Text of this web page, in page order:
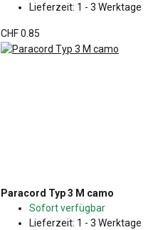
Lieferzeit: 1 - 3 Werktage
CHF 0.85
Paracord Typ 3 M camo
Sofort verfügbar
Lieferzeit: 1 - 3 Werktage